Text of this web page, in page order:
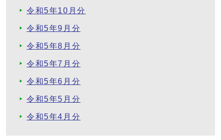
令和5年10月分
令和5年9月分
令和5年8月分
令和5年7月分
令和5年6月分
令和5年5月分
令和5年4月分